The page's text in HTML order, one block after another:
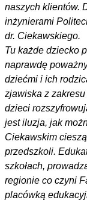
naszych klientów.
inżynierami
dr. Ciekawskiego.
Tu każde dziecko
naprawdę
dziećmi i ich
zjawiska z
dzieci
jest iluzja, jak
Ciekawskim
przedszkoli.
szkołach,
regionie co czyni
placówką